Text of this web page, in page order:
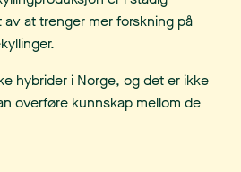
at trenger mer forskning på
hybrider i Norge, og det er ikke
overføre kunnskap mellom de